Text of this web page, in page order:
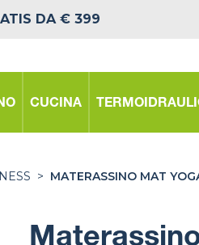
DA € 399
CUCINA
> MATERASSINO MAT